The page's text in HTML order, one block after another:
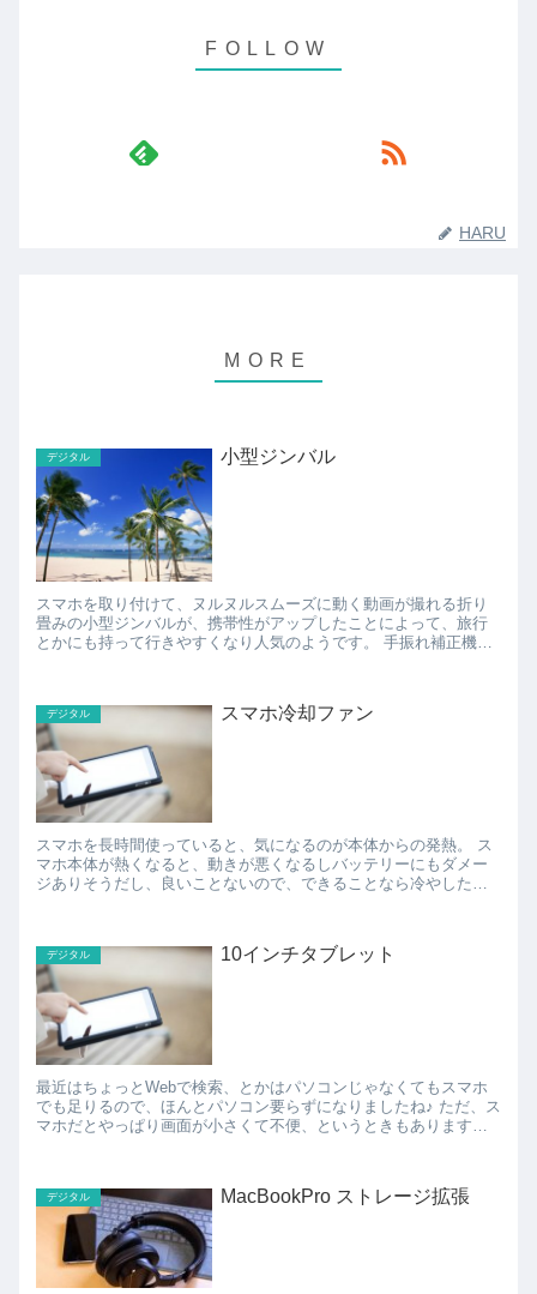
HARU
デジタル 小型ジンバル
スマホを取り付けて、ヌルヌルスムーズに動く動画が撮れる折り
畳みの小型ジンバルが、携帯性がアップしたことによって、旅行
とかにも持って行きやすくなり人気のようです。 手振れ補正機能
デジタル スマホ冷却ファン
スマホを長時間使っていると、気になるのが本体からの発熱。 ス
マホ本体が熱くなると、動きが悪くなるしバッテリーにもダメー
ジありそうだし、良いことないので、できることなら冷やした
デジタル 10インチタブレット
最近はちょっとWebで検索、とかはパソコンじゃなくてもスマホ
でも足りるので、ほんとパソコン要らずになりましたね♪ ただ、ス
マホだとやっぱり画面が小さくて不便、というときもあります。
デジタル MacBookPro ストレージ拡張